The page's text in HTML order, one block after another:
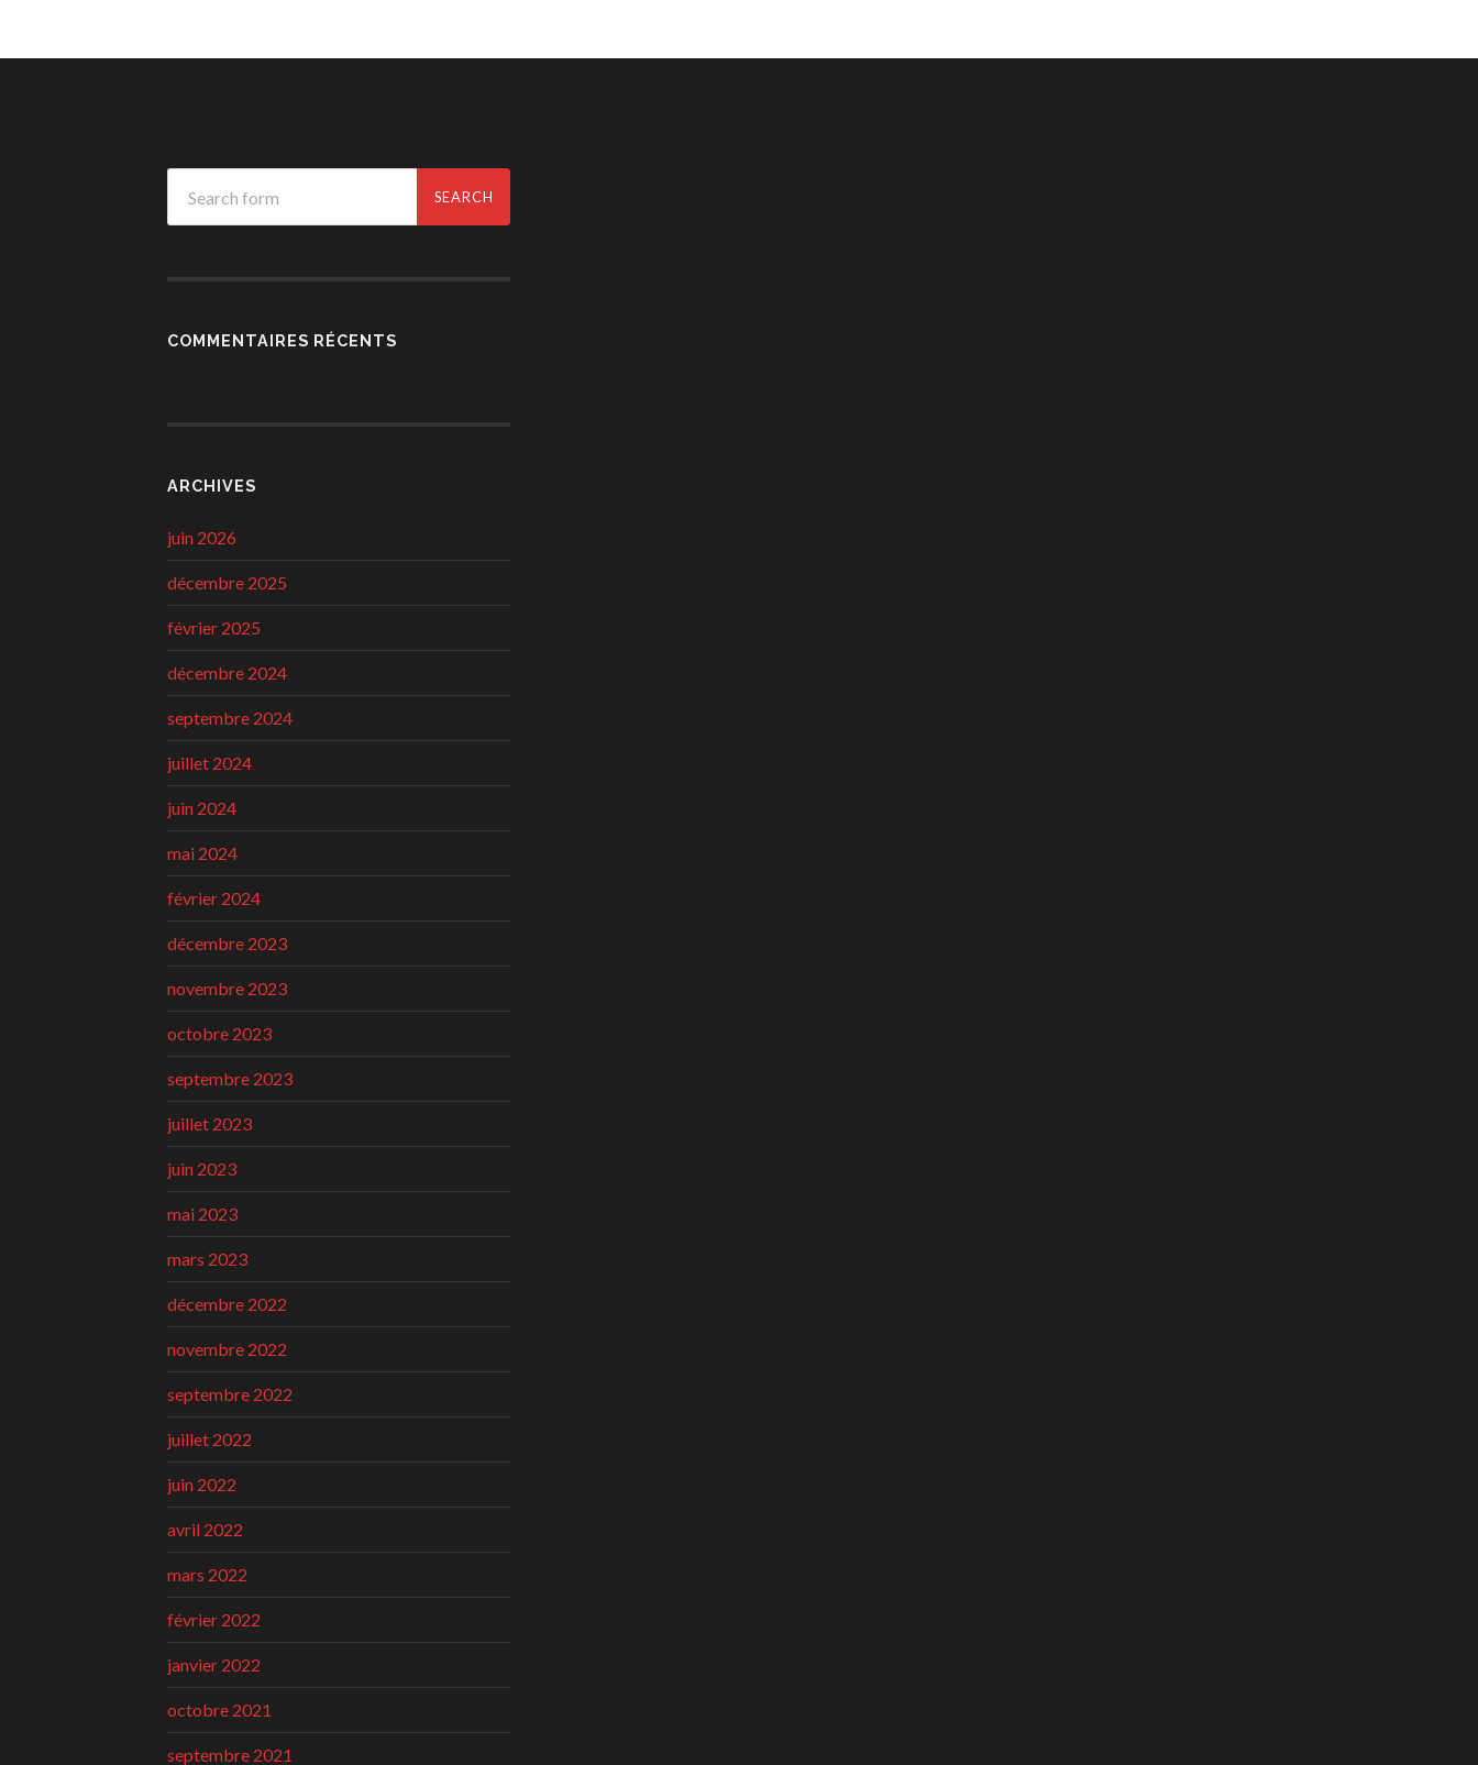
COMMENTAIRES RÉCENTS
ARCHIVES
juin 2026
décembre 2025
février 2025
décembre 2024
septembre 2024
juillet 2024
juin 2024
mai 2024
février 2024
décembre 2023
novembre 2023
octobre 2023
septembre 2023
juillet 2023
juin 2023
mai 2023
mars 2023
décembre 2022
novembre 2022
septembre 2022
juillet 2022
juin 2022
avril 2022
mars 2022
février 2022
janvier 2022
octobre 2021
septembre 2021